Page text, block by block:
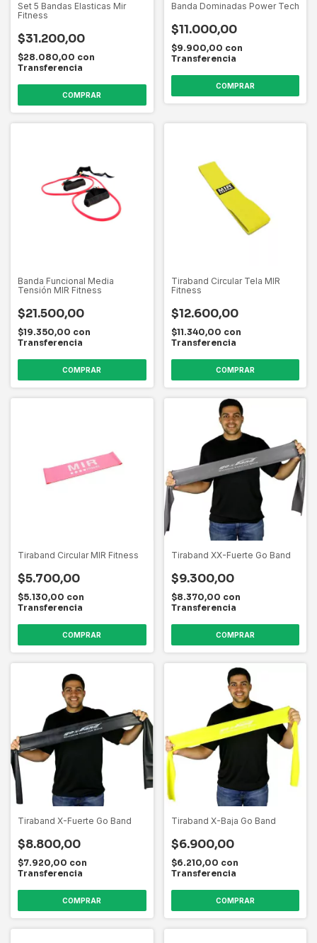
Set 5 Bandas Elasticas Mir
Fitness
$31.200,00
$28.080,00 con
Transferencia
Banda Dominadas Power Tech
$11.000,00
$9.900,00 con
Transferencia
COMPRAR
Banda Funcional Media
Tensión MIR Fitness
$21.500,00
$19.350,00 con
Transferencia
Tiraband Circular Tela MIR
Fitness
$12.600,00
$11.340,00 con
Transferencia
COMPRAR
Tiraband Circular MIR Fitness
$5.700,00
$5.130,00 con
Transferencia
COMPRAR
Tiraband XX-Fuerte Go Band
$9.300,00
$8.370,00 con
Transferencia
Tiraband X-Fuerte Go Band
$8.800,00
$7.920,00 con
Transferencia
Tiraband X-Baja Go Band
$6.900,00
$6.210,00 con
Transferencia